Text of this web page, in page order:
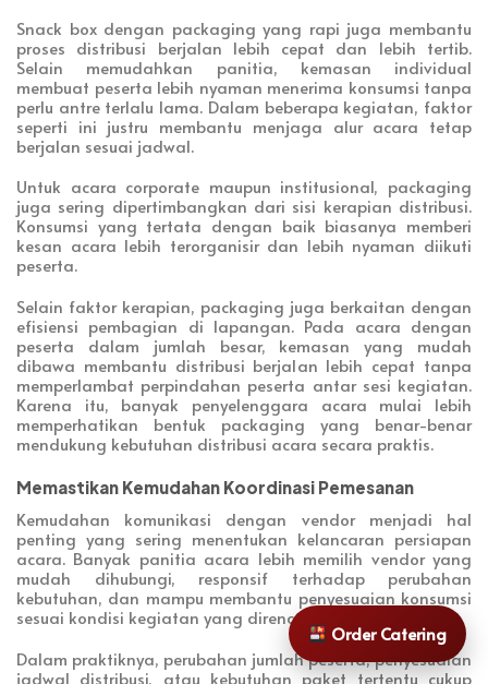
Snack box dengan packaging yang rapi juga membantu
proses distribusi berjalan lebih cepat dan lebih tertib.
Selain memudahkan panitia, kemasan individual
membuat peserta lebih nyaman menerima konsumsi tanpa
perlu antre terlalu lama. Dalam beberapa kegiatan, faktor
seperti ini justru membantu menjaga alur acara tetap
berjalan sesuai jadwal.
Untuk acara corporate maupun institusional, packaging
juga sering dipertimbangkan dari sisi kerapian distribusi.
Konsumsi yang tertata dengan baik biasanya memberi
kesan acara lebih terorganisir dan lebih nyaman diikuti
peserta.
Selain faktor kerapian, packaging juga berkaitan dengan
efisiensi pembagian di lapangan. Pada acara dengan
peserta dalam jumlah besar, kemasan yang mudah
dibawa membantu distribusi berjalan lebih cepat tanpa
memperlambat perpindahan peserta antar sesi kegiatan.
Karena itu, banyak penyelenggara acara mulai lebih
memperhatikan bentuk packaging yang benar-benar
mendukung kebutuhan distribusi acara secara praktis.
Memastikan Kemudahan Koordinasi Pemesanan
Kemudahan komunikasi dengan vendor menjadi hal
penting yang sering menentukan kelancaran persiapan
acara. Banyak panitia acara lebih memilih vendor yang
mudah dihubungi, responsif terhadap perubahan
kebutuhan, dan mampu membantu penyesuaian konsumsi
sesuai kondisi kegiatan yang direncanakan.
Dalam praktiknya, perubahan jumlah peserta, penyesuaian
jadwal distribusi, atau kebutuhan paket tertentu cukup
Order Catering